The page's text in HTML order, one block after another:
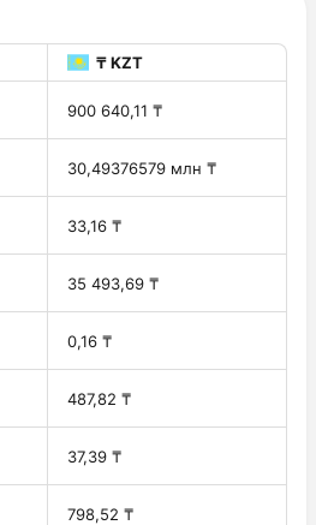
₸ KZT
900 640,11 ₸
30,49376579 млн ₸
33,16 ₸
35 493,69 ₸
0,16 ₸
487,82 ₸
37,39 ₸
798,52 ₸